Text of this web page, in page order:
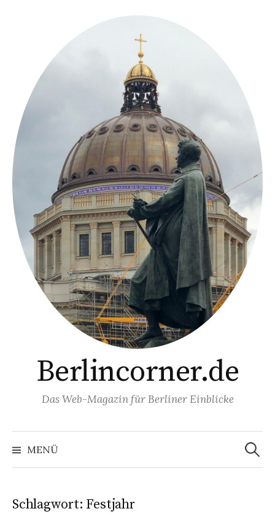
Berlincorner.de
Das Web-Magazin für Berliner Einblicke
MENÜ
Suchen
nach:
Schlagwort: Festjahr